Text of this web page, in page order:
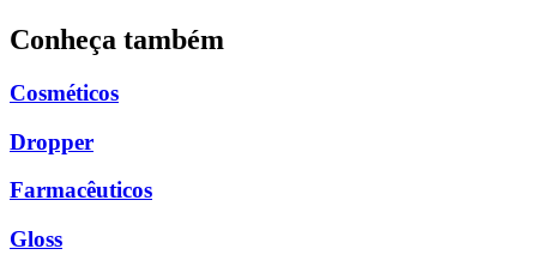
Conheça também
Cosméticos
Dropper
Farmacêuticos
Gloss